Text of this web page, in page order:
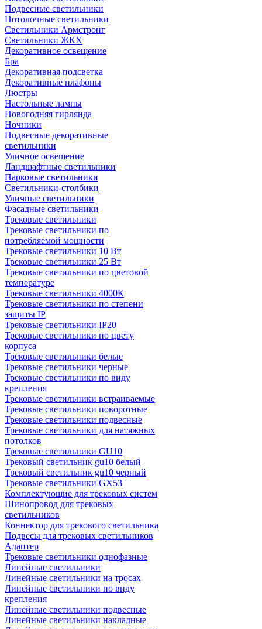
Подвесные светильники
Потолочные светильники
Светильники Армстронг
Светильники ЖКХ
Декоративное освещение
Бра
Декоративная подсветка
Декоративные плафоны
Люстры
Настольные лампы
Новогодняя гирлянда
Ночники
Подвесные декоративные
светильники
Уличное освещение
Ландшафтные светильники
Парковые светильники
Светильники-столбики
Уличные светильники
Фасадные светильники
Трековые светильники
Трековые светильники по
потребляемой мощности
Трековые светильники 10 Вт
Трековые светильники 25 Вт
Трековые светильники по цветовой
температуре
Трековые светильники 4000К
Трековые светильники по степени
защиты IP
Трековые светильники IP20
Трековые светильники по цвету
корпуса
Трековые светильники белые
Трековые светильники черные
Трековые светильники по виду
крепления
Трековые светильники встраиваемые
Трековые светильники поворотные
Трековые светильники подвесные
Трековые светильники для натяжных
потолков
Трековые светильники GU10
Трековый светильник gu10 белый
Трековый светильник gu10 черный
Трековые светильники GX53
Комплектующие для трековых систем
Шинопровод для трековых
светильников
Коннектор для трекового светильника
Подвесы для трековых светильников
Адаптер
Трековые светильники однофазные
Линейные светильники
Линейные светильники на тросах
Линейные светильники по виду
крепления
Линейные светильники подвесные
Линейные светильники накладные